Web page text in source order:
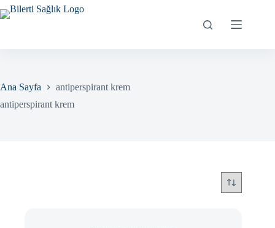
Skip
to
Ana Sayfa
antiperspirant krem
antiperspirant krem